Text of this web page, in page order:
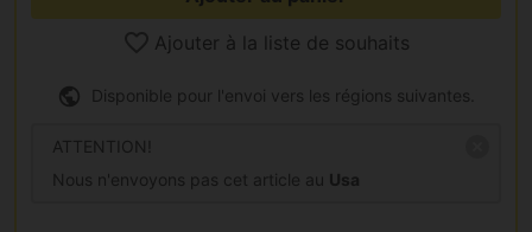
Ajouter à la liste de souhaits
Disponible pour l'envoi vers les régions suivantes.
ATTENTION!
Nous n'envoyons pas cet article au Usa